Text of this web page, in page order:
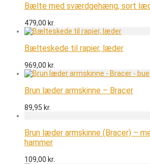
Bælte med sværdgehæng, sort
479,00 kr.
Bælteskede til rapier, læder
969,00 kr.
Brun læder armskinne – Bracer
89,95 kr.
Brun læder armskinne (Bracer) –
hammer
109,00 kr.